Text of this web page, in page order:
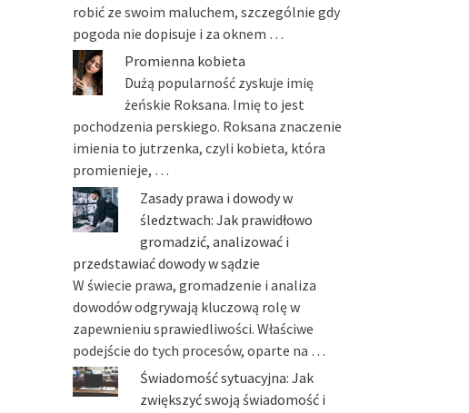
robić ze swoim maluchem, szczególnie gdy
pogoda nie dopisuje i za oknem …
Promienna kobieta
Dużą popularność zyskuje imię
żeńskie Roksana. Imię to jest
pochodzenia perskiego. Roksana znaczenie
imienia to jutrzenka, czyli kobieta, która
promienieje, …
Zasady prawa i dowody w
śledztwach: Jak prawidłowo
gromadzić, analizować i
przedstawiać dowody w sądzie
W świecie prawa, gromadzenie i analiza
dowodów odgrywają kluczową rolę w
zapewnieniu sprawiedliwości. Właściwe
podejście do tych procesów, oparte na …
Świadomość sytuacyjna: Jak
zwiększyć swoją świadomość i